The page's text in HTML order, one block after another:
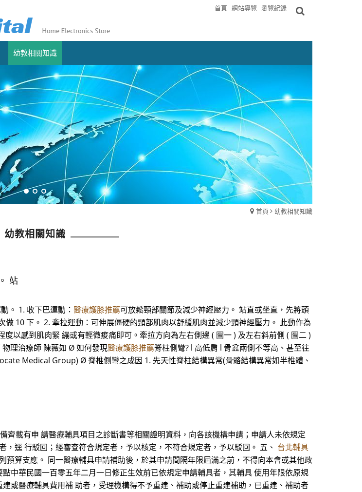
首頁 網站導覽 瀏覽紀錄
幼教相關知識
首頁 幼教相關知識
幼教相關知識
站
。 1. 收下巴運動： 醫療護膝推薦可放鬆頸部關節及減少神經壓力。 站直或坐直，先將頭
10 下。 2. 牽拉運動：可伸展僵硬的頸部肌肉以舒緩肌肉並減少頸神經壓力。 此動作為
以感到肌肉緊 繃或有輕微痠痛即可。牽拉方向為左右側邊 ( 圖一 ) 及左右斜前側 ( 圖二 )
理治療師 陳薇如 Ø 如何發現醫療護膝推薦脊柱側彎? l 高低肩 l 骨盆兩側不等高、甚至往
Medical Group) Ø 脊椎側彎之成因 1. 先天性脊柱結構異常(骨骼結構異常如半椎體、
齊載有申 請醫療輔具項目之診斷書等相關證明資料，向各該機構申請；申請人未依規定
逕 行駁回；經審查符合規定者，予以核定，不符合規定者，予以駁回。 五、 台北輔具
算支應。 同一醫療輔具申請補助後，於其申請間隔年限屆滿之前，不得向本會或其他政
中華民國一百零五年二月一日修正生效前已依規定申請輔具者，其輔具 使用年限依原規
或醫療輔具費用補 助者，受理機構得不予重建、補助或停止重建補助，已重建、補助者